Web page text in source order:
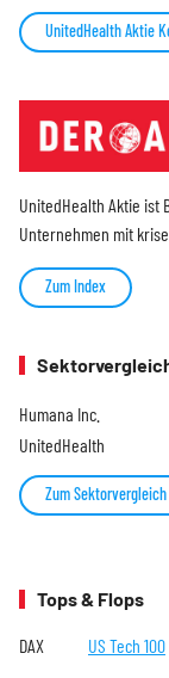
UnitedHealth Aktie
UnitedHealth Aktie ist
Unternehmen mit
Zum Index
Humana Inc.
UnitedHealth
Zum Sektorvergleich
Tops & Flops
DAX US Tech 100